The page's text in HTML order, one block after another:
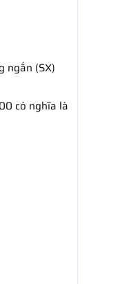
ngắn (SX)
có nghĩa là